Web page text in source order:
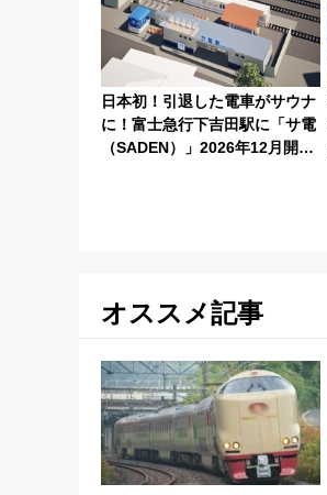
日本初！引退した電車がサウナ
に！富士急行下吉田駅に「サ電
（SADEN）」2026年12月開
オススメ記事